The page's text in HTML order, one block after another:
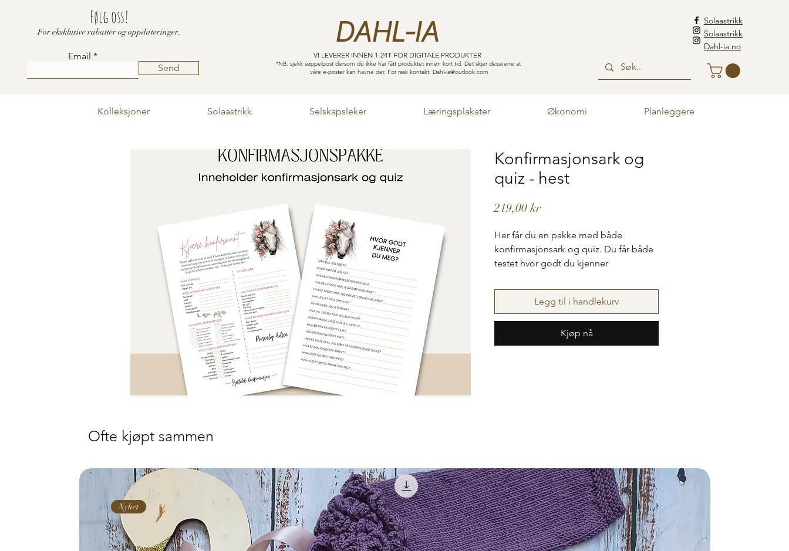
For eksklusive rabatter og oppdateringer.
Følg oss!
Email
Send
DAHL-IA
Solaastrikk
Solaastrikk
Dahl-ia.no
VI LEVERER INNEN 1-24T FOR DIGITALE PRODUKTER
*NB: sjekk søppelpost dersom du ikke har fått produktet innen kort tid. Det skjer dessverre at
våre e-poster kan havne der. For rask kontakt: Dahl-ia@outlook.com
Kolleksjoner Solaastrikk Selskapsleker Læringsplakater Økonomi Planleggere
Konfirmasjonsark og
quiz - hest
219,00 krPris
Her får du en pakke med både
konfirmasjonsark og quiz. Du får både
testet hvor godt du kjenner
fremtiden.
NB! Kan ikke endres.
Legg til i handlekurv
Kjøp nå
Ofte kjøpt sammen
Nyhet